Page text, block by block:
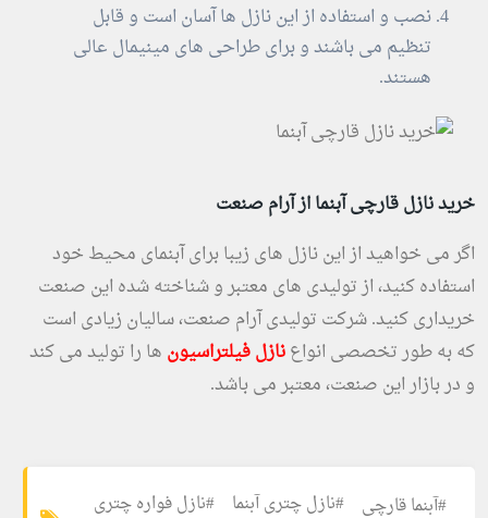
نصب و استفاده از این نازل ها آسان است و قابل
تنظیم می باشند و برای طراحی های مینیمال عالی
هستند.
خرید نازل قارچی آبنما از آرام صنعت
اگر می خواهید از این نازل های زیبا برای آبنمای محیط خود
استفاده کنید، از تولیدی های معتبر و شناخته شده این صنعت
خریداری کنید. شرکت تولیدی آرام صنعت، سالیان زیادی است
که به طور تخصصی انواعنازل فیلتراسیون ها را تولید می کند
و در بازار این صنعت، معتبر می باشد.
#آبنما قارچی #نازل چتری آبنما #نازل فواره چتری